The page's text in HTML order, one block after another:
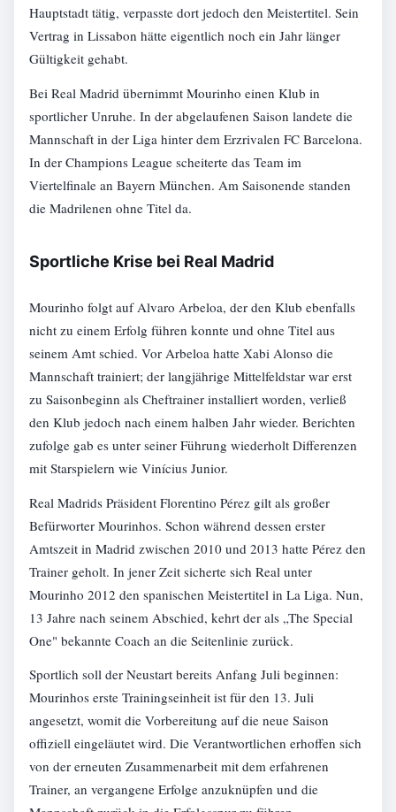
Hauptstadt tätig, verpasste dort jedoch den Meistertitel. Sein
Vertrag in Lissabon hätte eigentlich noch ein Jahr länger
Gültigkeit gehabt.
Bei Real Madrid übernimmt Mourinho einen Klub in
sportlicher Unruhe. In der abgelaufenen Saison landete die
Mannschaft in der Liga hinter dem Erzrivalen FC Barcelona.
In der Champions League scheiterte das Team im
Viertelfinale an Bayern München. Am Saisonende standen
die Madrilenen ohne Titel da.
Sportliche Krise bei Real Madrid
Mourinho folgt auf Alvaro Arbeloa, der den Klub ebenfalls
nicht zu einem Erfolg führen konnte und ohne Titel aus
seinem Amt schied. Vor Arbeloa hatte Xabi Alonso die
Mannschaft trainiert; der langjährige Mittelfeldstar war erst
zu Saisonbeginn als Cheftrainer installiert worden, verließ
den Klub jedoch nach einem halben Jahr wieder. Berichten
zufolge gab es unter seiner Führung wiederholt Differenzen
mit Starspielern wie Vinícius Junior.
Real Madrids Präsident Florentino Pérez gilt als großer
Befürworter Mourinhos. Schon während dessen erster
Amtszeit in Madrid zwischen 2010 und 2013 hatte Pérez den
Trainer geholt. In jener Zeit sicherte sich Real unter
Mourinho 2012 den spanischen Meistertitel in La Liga. Nun,
13 Jahre nach seinem Abschied, kehrt der als „The Special
One" bekannte Coach an die Seitenlinie zurück.
Sportlich soll der Neustart bereits Anfang Juli beginnen:
Mourinhos erste Trainingseinheit ist für den 13. Juli
angesetzt, womit die Vorbereitung auf die neue Saison
offiziell eingeläutet wird. Die Verantwortlichen erhoffen sich
von der erneuten Zusammenarbeit mit dem erfahrenen
Trainer, an vergangene Erfolge anzuknüpfen und die